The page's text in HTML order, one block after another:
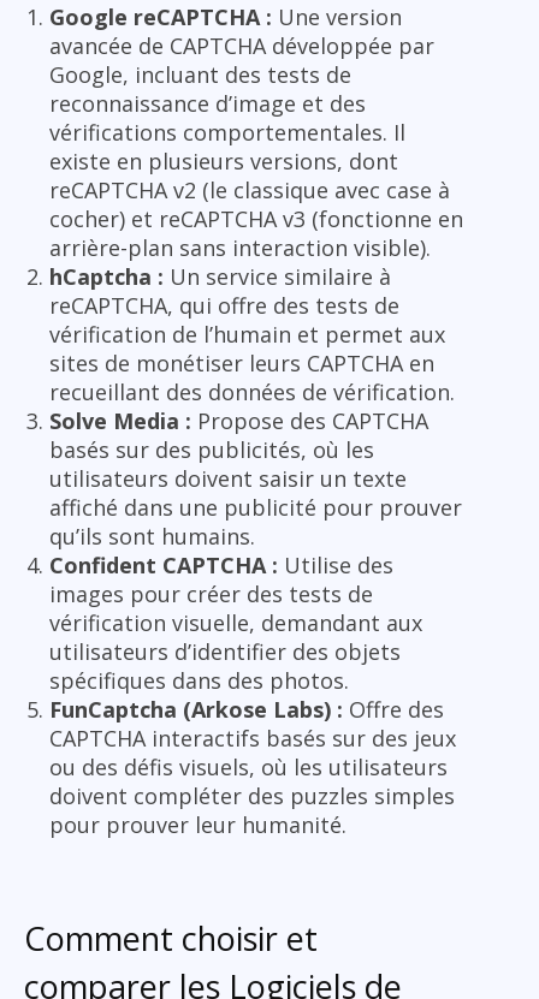
Google reCAPTCHA : Une version
avancée de CAPTCHA développée par
Google, incluant des tests de
reconnaissance d’image et des
vérifications comportementales. Il
existe en plusieurs versions, dont
reCAPTCHA v2 (le classique avec case à
cocher) et reCAPTCHA v3 (fonctionne en
arrière-plan sans interaction visible).
hCaptcha : Un service similaire à
reCAPTCHA, qui offre des tests de
vérification de l’humain et permet aux
sites de monétiser leurs CAPTCHA en
recueillant des données de vérification.
Solve Media : Propose des CAPTCHA
basés sur des publicités, où les
utilisateurs doivent saisir un texte
affiché dans une publicité pour prouver
qu’ils sont humains.
Confident CAPTCHA : Utilise des
images pour créer des tests de
vérification visuelle, demandant aux
utilisateurs d’identifier des objets
spécifiques dans des photos.
FunCaptcha (Arkose Labs) : Offre des
CAPTCHA interactifs basés sur des jeux
ou des défis visuels, où les utilisateurs
doivent compléter des puzzles simples
pour prouver leur humanité.
Comment choisir et
comparer les Logiciels de